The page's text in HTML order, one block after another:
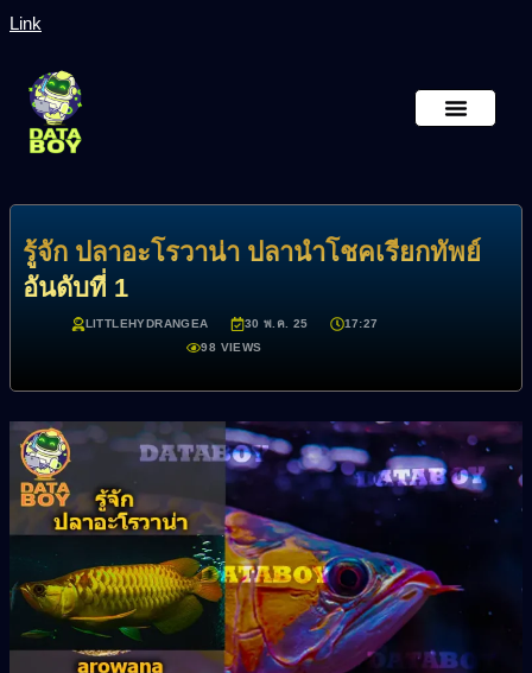
Link
รู้จัก ปลาอะโรวาน่า ปลานำโชคเรียกทัพย์
อันดับที่ 1
LITTLEHYDRANGEA 30 พ.ค. 25
17:27
98 VIEWS